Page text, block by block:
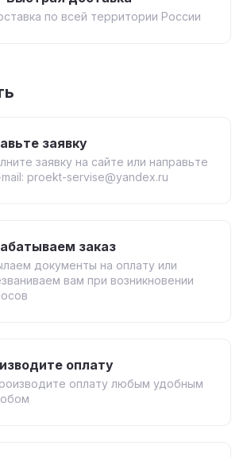
по всей территории России
заявку
заявку на сайте или направьте
proekt-servise@yandex.ru
заказ
документы на оплату или
вам при возникновении
оплату
оплату любым удобным